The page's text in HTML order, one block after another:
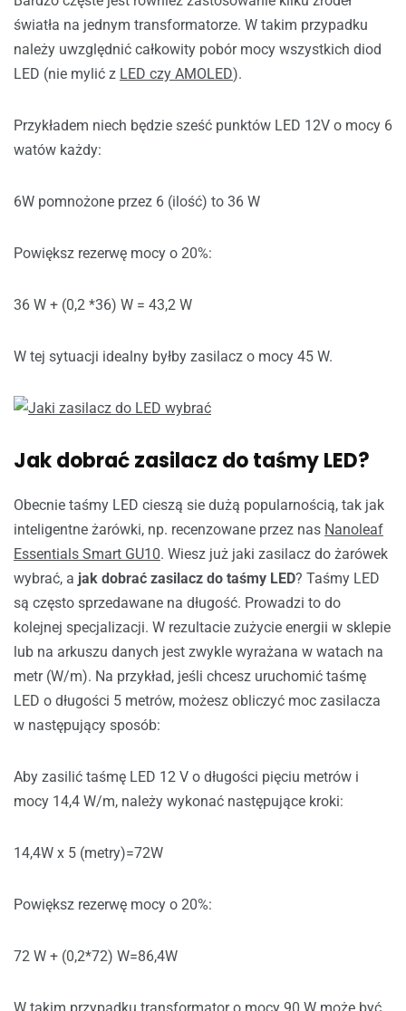
światła na jednym transformatorze. W takim przypadku
należy uwzględnić całkowity pobór mocy wszystkich diod
LED (nie mylić z LED czy AMOLED).
Przykładem niech będzie sześć punktów LED 12V o mocy 6
watów każdy:
6W pomnożone przez 6 (ilość) to 36 W
Powiększ rezerwę mocy o 20%:
36 W + (0,2 *36) W = 43,2 W
W tej sytuacji idealny byłby zasilacz o mocy 45 W.
Jak dobrać zasilacz do taśmy LED?
Obecnie taśmy LED cieszą sie dużą popularnością, tak jak
inteligentne żarówki, np. recenzowane przez nas Nanoleaf
Essentials Smart GU10. Wiesz już jaki zasilacz do żarówek
wybrać, a jak dobrać zasilacz do taśmy LED? Taśmy LED
są często sprzedawane na długość. Prowadzi to do
kolejnej specjalizacji. W rezultacie zużycie energii w sklepie
lub na arkuszu danych jest zwykle wyrażana w watach na
metr (W/m). Na przykład, jeśli chcesz uruchomić taśmę
LED o długości 5 metrów, możesz obliczyć moc zasilacza
w następujący sposób:
Aby zasilić taśmę LED 12 V o długości pięciu metrów i
mocy 14,4 W/m, należy wykonać następujące kroki:
14,4W x 5 (metry)=72W
Powiększ rezerwę mocy o 20%:
72 W + (0,2*72) W=86,4W